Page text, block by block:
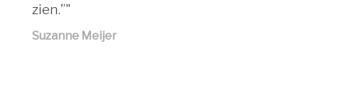
zien.”"
Suzanne Meijer
Marinus Vlot